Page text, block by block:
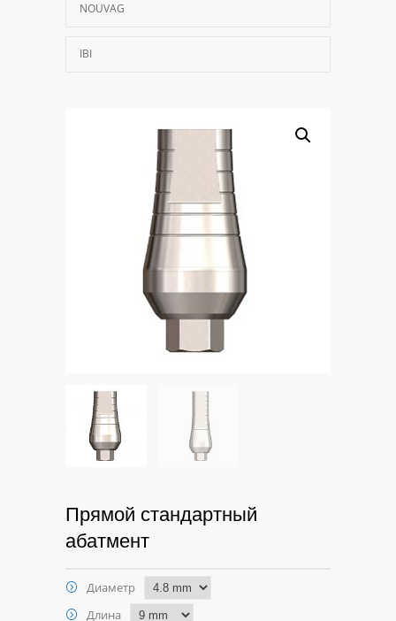
NOUVAG
IBI
Прямой стандартный
абатмент
Диаметр
Длина